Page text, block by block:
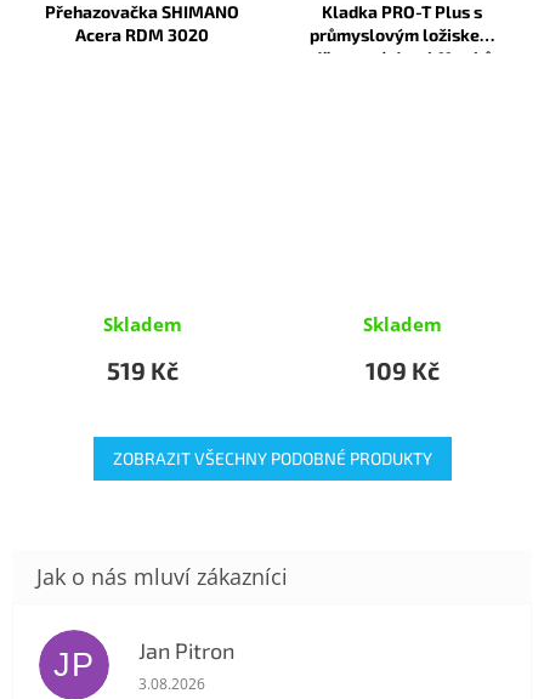
Přehazovačka SHIMANO
Acera RDM 3020
Skladem
519 Kč
Kladka PRO-T Plus s
průmyslovým ložiskem
děrovaná dural 11 zubů
Skladem
109 Kč
ZOBRAZIT VŠECHNY PODOBNÉ PRODUKTY
JP Jan Pitron
Hodnocení obchodu je 5 z 5 hvězdiček.
3.08.2026